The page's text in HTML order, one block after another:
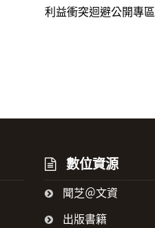
利益衝突迴避公開專區
數位資源
聞芝＠文資
出版書籍